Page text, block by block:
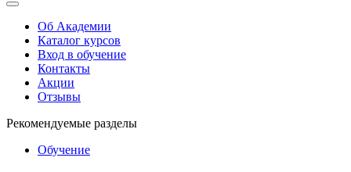
Об Академии
Каталог курсов
Вход в обучение
Контакты
Акции
Отзывы
Рекомендуемые разделы
Обучение